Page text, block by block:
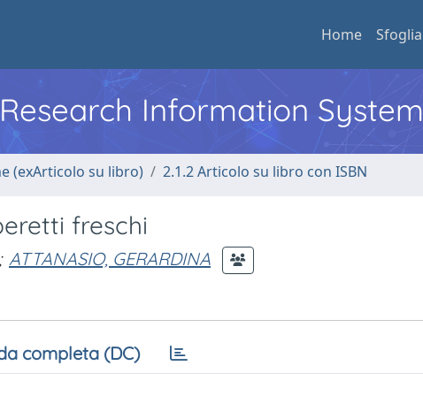
Home Sfoglia
Information System
(exArticolo su libro) 2.1.2 Articolo su libro con ISBN
freschi
; ATTANASIO, GERARDINA
completa (DC)